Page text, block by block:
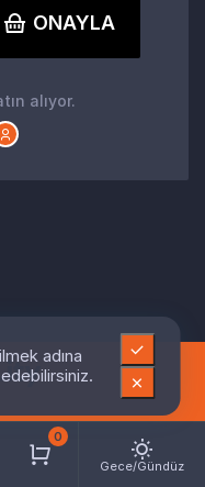
0
Gece/Gündüz
ONAYLA
alıyor.
adına